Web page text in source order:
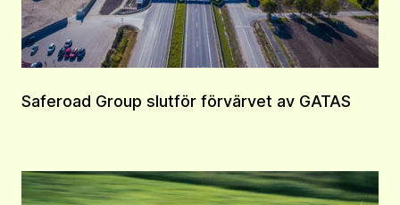
Saferoad Group slutför förvärvet av GATAS